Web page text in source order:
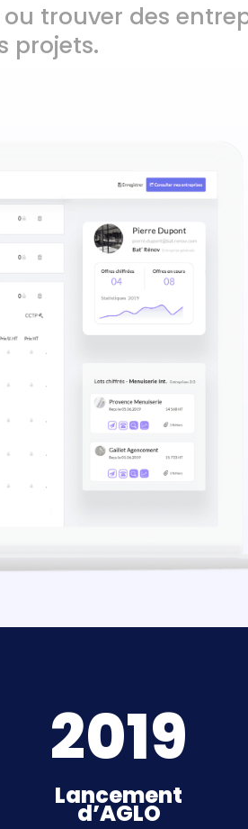
trouver des
projets.
2019
Lancement
d’AGLO